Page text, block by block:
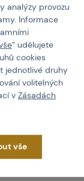
navržená
kteří chtějí
ultra-matnému
odlesky a tím
– od plastu,
analýzy provozu
Informace
“ udělujete
cookies
jednotlivé druhy
volitelných
v Zásadách
vše